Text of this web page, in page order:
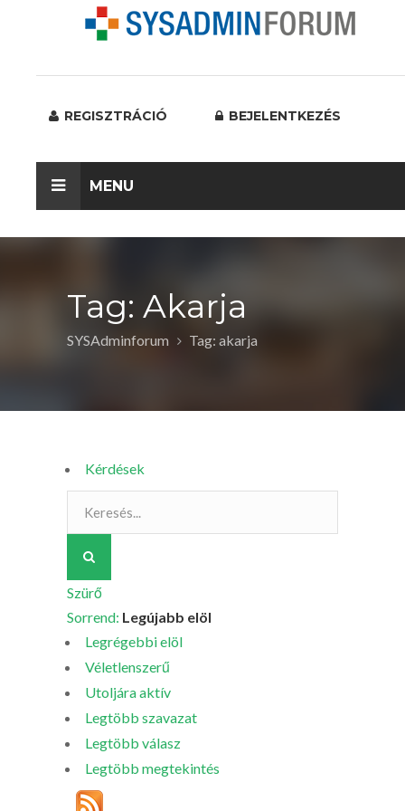
REGISZTRÁCIÓ BEJELENTKEZÉS
MENU
Tag: Akarja
SYSAdminforum Tag: akarja
Kérdések
Szürő
Sorrend: Legújabb elöl
Legrégebbi elöl
Véletlenszerű
Utoljára aktív
Legtöbb szavazat
Legtöbb válasz
Legtöbb megtekintés